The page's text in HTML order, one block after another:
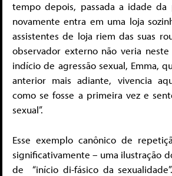
tempo depois, passada a idade da
novamente entra em uma loja
assistentes de loja riem das suas
observador externo não veria
indício de agressão sexual, Emma,
anterior mais adiante, vivencia
como se fosse a primeira vez e
sexual”.
Esse exemplo canônico de
significativamente – uma ilustração
de “início di-fásico da